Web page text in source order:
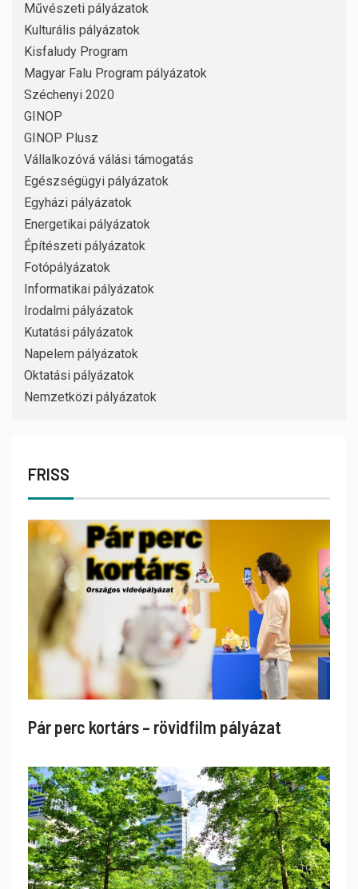
Művészeti pályázatok
Kulturális pályázatok
Kisfaludy Program
Magyar Falu Program pályázatok
Széchenyi 2020
GINOP
GINOP Plusz
Vállalkozóvá válási támogatás
Egészségügyi pályázatok
Egyházi pályázatok
Energetikai pályázatok
Építészeti pályázatok
Fotópályázatok
Informatikai pályázatok
Irodalmi pályázatok
Kutatási pályázatok
Napelem pályázatok
Oktatási pályázatok
Nemzetközi pályázatok
FRISS
Pár perc kortárs – rövidfilm pályázat